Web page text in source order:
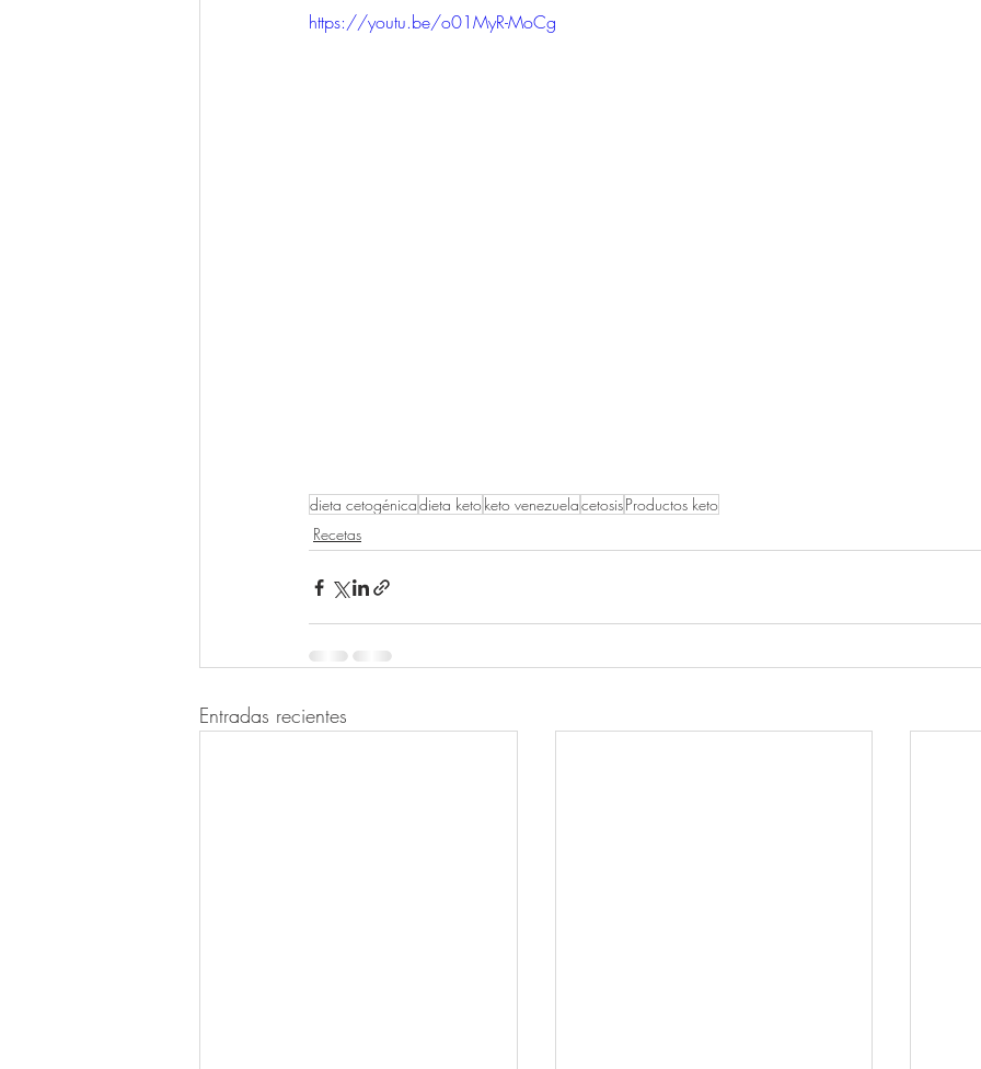
https://youtu.be/o01MyR-MoCg
dieta cetogénicadieta ketoketo venezuelacetosisProductos keto
Recetas
Entradas recientes